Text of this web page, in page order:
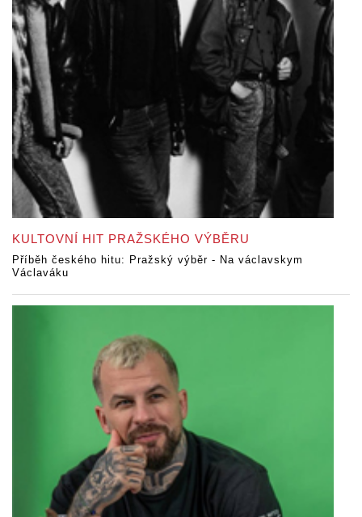
KULTOVNÍ HIT PRAŽSKÉHO VÝBĚRU
Příběh českého hitu: Pražský výběr - Na václavskym
Václaváku